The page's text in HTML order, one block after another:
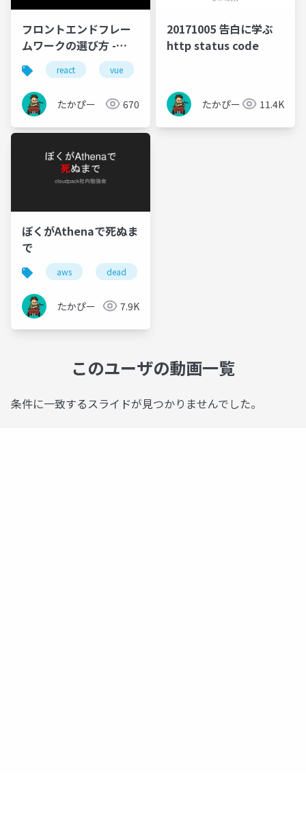
フロントエンドフレー
ムワークの選び方 -
20170320
react vue
たかぴー 670
20171005 告白に学ぶ
http status code
たかぴー 11.4K
ぼくがAthenaで死ぬま
で
aws dead
たかぴー 7.9K
このユーザの動画一覧
条件に一致するスライドが見つかりませんでした。